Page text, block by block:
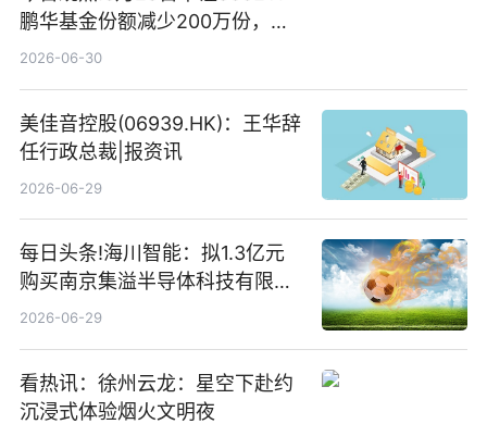
鹏华基金份额减少200万份，重
仓股亨通光电、赤峰黄金、佰维
2026-06-30
美佳音控股(06939.HK)：王华辞
任行政总裁|报资讯
2026-06-29
每日头条!海川智能：拟1.3亿元
购买南京集溢半导体科技有限公
司15.3%股权
2026-06-29
看热讯：徐州云龙：星空下赴约
沉浸式体验烟火文明夜